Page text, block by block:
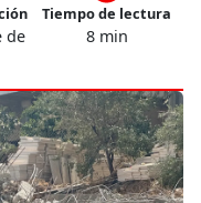
de
Tiempo de lectura
8 min